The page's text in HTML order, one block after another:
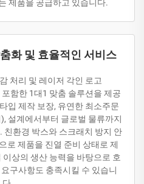
제품을 공급하고 있습니다.
화 및 효율적인 서비스
처리 및 레이저 각인 로고
함한 1대1 맞춤 솔루션을 제공
입 제작 보장, 유연한 최소주문
설계에서부터 글로벌 물류까지
친환경 박스와 스크래치 방지 안
로 제품을 진열 준비 상태로 제
상의 생산 능력을 바탕으로 호
구사항도 충족시킬 수 있습니